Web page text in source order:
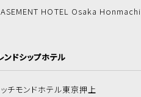
HOTEL Osaka Honmachi
ンドシップホテル
チモンドホテル東京押上